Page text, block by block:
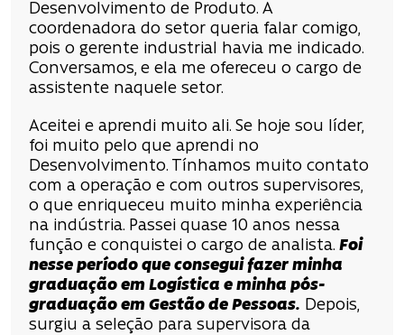
Desenvolvimento de Produto. A
coordenadora do setor queria falar comigo,
pois o gerente industrial havia me indicado.
Conversamos, e ela me ofereceu o cargo de
assistente naquele setor.
Aceitei e aprendi muito ali. Se hoje sou líder,
foi muito pelo que aprendi no
Desenvolvimento. Tínhamos muito contato
com a operação e com outros supervisores,
o que enriqueceu muito minha experiência
na indústria. Passei quase 10 anos nessa
função e conquistei o cargo de analista. Foi
nesse período que consegui fazer minha
graduação em Logística e minha pós-
graduação em Gestão de Pessoas. Depois,
surgiu a seleção para supervisora da